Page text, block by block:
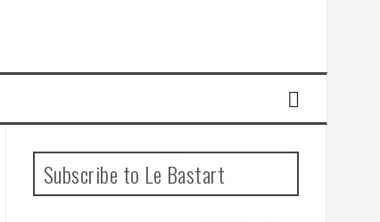
Subscribe to Le Bastart